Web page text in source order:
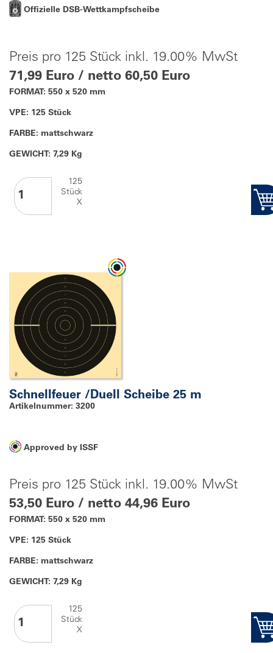
Offizielle DSB-Wettkampfscheibe
Preis pro 125 Stück inkl. 19.00% MwSt
71,99 Euro / netto 60,50 Euro
FORMAT: 550 x 520 mm
VPE: 125 Stück
FARBE: mattschwarz
GEWICHT: 7,29 Kg
125
Stück
X
Schnellfeuer /Duell Scheibe 25 m
Artikelnummer: 3200
Approved by ISSF
Preis pro 125 Stück inkl. 19.00% MwSt
53,50 Euro / netto 44,96 Euro
FORMAT: 550 x 520 mm
VPE: 125 Stück
FARBE: mattschwarz
GEWICHT: 7,29 Kg
125
Stück
X